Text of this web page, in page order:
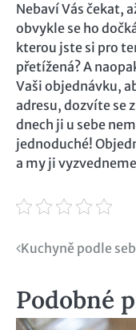
Nebaví Vás čekat,
obvykle se ho
kterou jste si pro
přetížená? A
Vaši objednávku,
adresu, dozvíte se
dnech ji u sebe
jednoduché!
a my ji
Navigace
příspěvek
Kuchyně podle
Podobné